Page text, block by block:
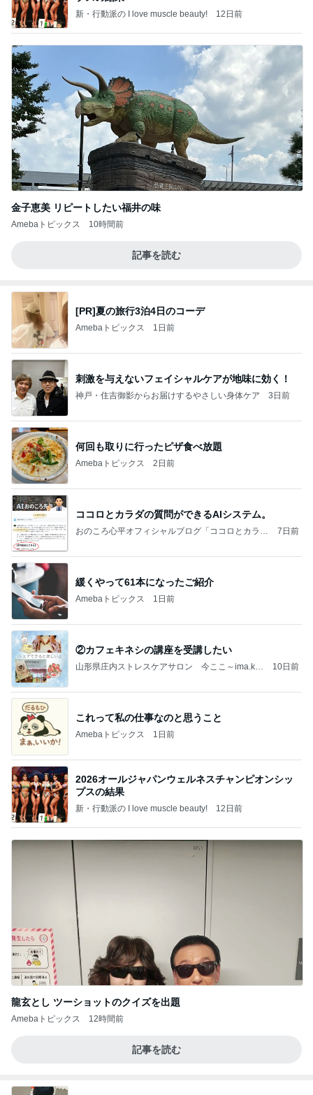
新・行動派の I love muscle beauty! 12日前
金子恵美 リピートしたい福井の味
Amebaトピックス 10時間前
記事を読む
[PR]夏の旅行3泊4日のコーデ
Amebaトピックス 1日前
刺激を与えないフェイシャルケアが地味に効く！
神戸・住吉御影からお届けするやさしい身体ケア 3日前
何回も取りに行ったピザ食べ放題
Amebaトピックス 2日前
ココロとカラダの質問ができるAIシステム。
おのころ心平オフィシャルブログ「ココロとカラダ
7日前
緩くやって61本になったご紹介
Amebaトピックス 1日前
②カフェキネシの講座を受講したい
山形県庄内ストレスケアサロン 今ここ～ima.kok
10日前
これって私の仕事なのと思うこと
Amebaトピックス 1日前
2026オールジャパンウェルネスチャンピオンシッ
プスの結果
新・行動派の I love muscle beauty! 12日前
龍玄とし ツーショットのクイズを出題
Amebaトピックス 12時間前
記事を読む